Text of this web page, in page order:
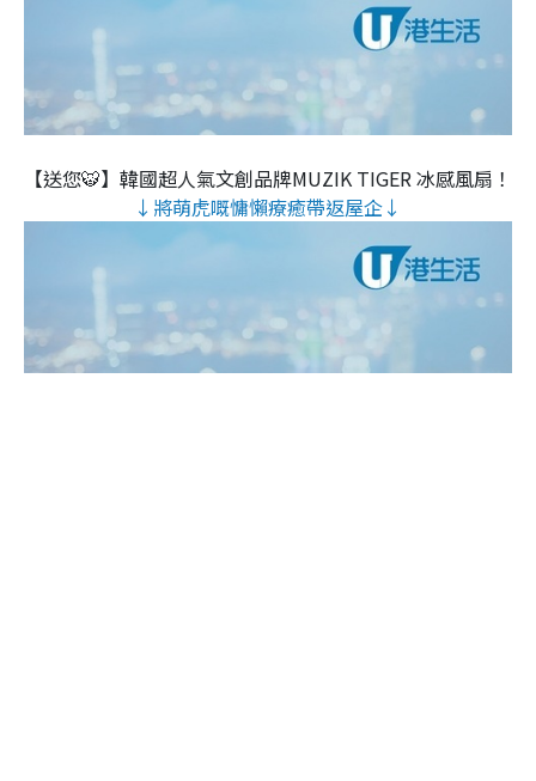
【送您🐯】韓國超人氣文創品牌MUZIK TIGER 冰感風扇！
↓將萌虎嘅慵懶療癒帶返屋企↓